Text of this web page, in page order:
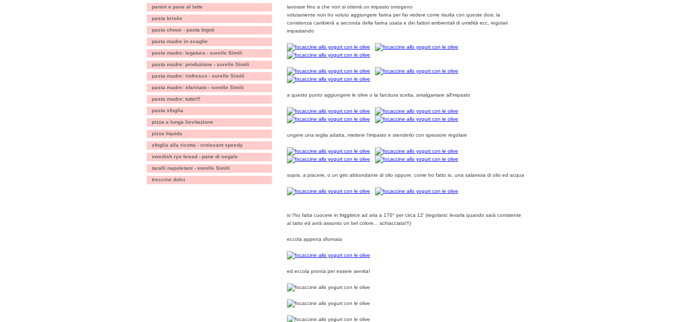
panini e pane al latte
pasta brisée
pasta choux - pasta bignè
pasta madre in scaglie
pasta madre: legatura - sorelle Simili
pasta madre: produzione - sorelle Simili
pasta madre: rinfresco - sorelle Simili
pasta madre: sfarinato - sorelle Simili
pasta madre: tutto!!!
pasta sfoglia
pizza a lunga lievitazione
pizza liquida
sfoglia alla ricotta - croissant speedy
swedish rye bread - pane di segale
taralli napoletani - sorelle Simili
treccine dolci
lavorare fino a che non si otterrà un impasto omogeno
volutamente non ho voluto aggiungere farina per far vedere come risulta con queste dosi. la
conistenza cambierà a seconda della farina usata e dei fattori ambientali di umidità ecc, regolari
impastando
a questo punto aggiungere le olive o la farcitura scelta, amalgamare all'impasto
ungere una teglia adatta, mettere l'impasto e stenderlo con spessore regolare
sopra, a piacere, o un giro abbondante di olio oppure, come ho fatto io, una salamoia di olio ed acqua
io l'ho fatta cuocere in friggitrice ad aria a 170° per circa 12' (regolarsi: levarla quando sarà conistente
al tatto ed avrà assunto un bel colore... schiacciata!!!)
eccola appena sfornata
ed eccola pronta per essere servita!